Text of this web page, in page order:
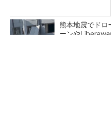
熊本地震でドロ
ーンや